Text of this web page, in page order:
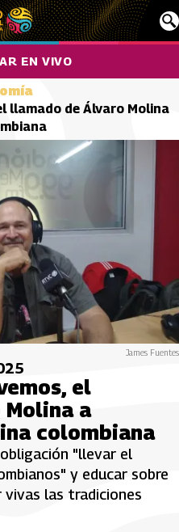
EN VIVO
llamado de Álvaro Molina
James Fuentes
el
a
colombiana
"llevar el
y educar sobre
las tradiciones